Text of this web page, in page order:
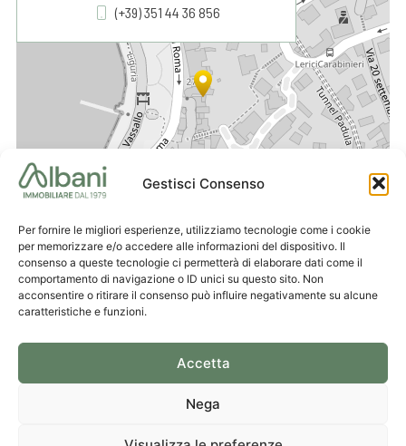
Gestisci Consenso
Per fornire le migliori esperienze, utilizziamo tecnologie come i cookie
per memorizzare e/o accedere alle informazioni del dispositivo. Il
consenso a queste tecnologie ci permetterà di elaborare dati come il
comportamento di navigazione o ID unici su questo sito. Non
acconsentire o ritirare il consenso può influire negativamente su alcune
caratteristiche e funzioni.
Accetta
Nega
(+39) 351 44 36 856
Leaflet|© OpenStreetMap contributors